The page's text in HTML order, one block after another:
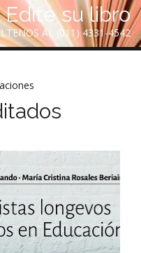
Edite su libro
AL (011) 4331-4542